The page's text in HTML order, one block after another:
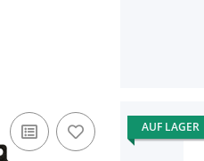
AUF LAGER